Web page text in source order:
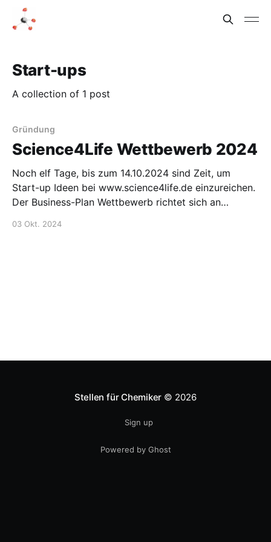
Start-ups
A collection of 1 post
Gründung
Science4Life Wettbewerb 2024
Noch elf Tage, bis zum 14.10.2024 sind Zeit, um
Start-up Ideen bei www.science4life.de einzureichen.
Der Business-Plan Wettbewerb richtet sich an
03 Okt. 2024
Stellen für Chemiker © 2026
Sign up
Powered by Ghost